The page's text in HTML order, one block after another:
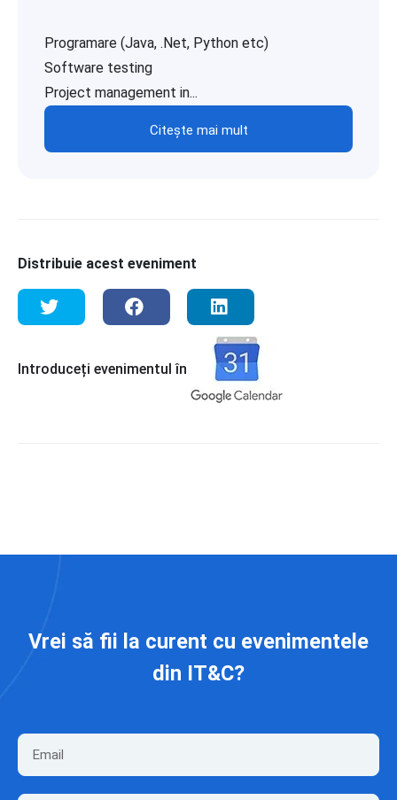
Programare (Java, .Net, Python etc)
Software testing
Project management in...
Citește mai mult
Distribuie acest eveniment
Introduceți evenimentul în
Vrei să fii la curent cu evenimentele
din IT&C?